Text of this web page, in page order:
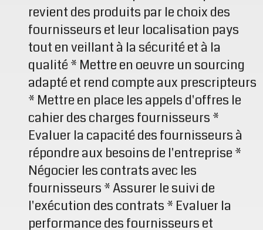
revient des produits par le choix des
fournisseurs et leur localisation pays
tout en veillant à la sécurité et à la
qualité * Mettre en oeuvre un sourcing
adapté et rend compte aux prescripteurs
* Mettre en place les appels d'offres le
cahier des charges fournisseurs *
Evaluer la capacité des fournisseurs à
répondre aux besoins de l'entreprise *
Négocier les contrats avec les
fournisseurs * Assurer le suivi de
l'exécution des contrats * Evaluer la
performance des fournisseurs et